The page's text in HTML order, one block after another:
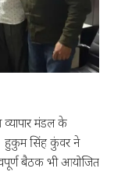
व्यापार मंडल के
हुकुम सिंह कुंवर ने
बैठक भी आयोजित